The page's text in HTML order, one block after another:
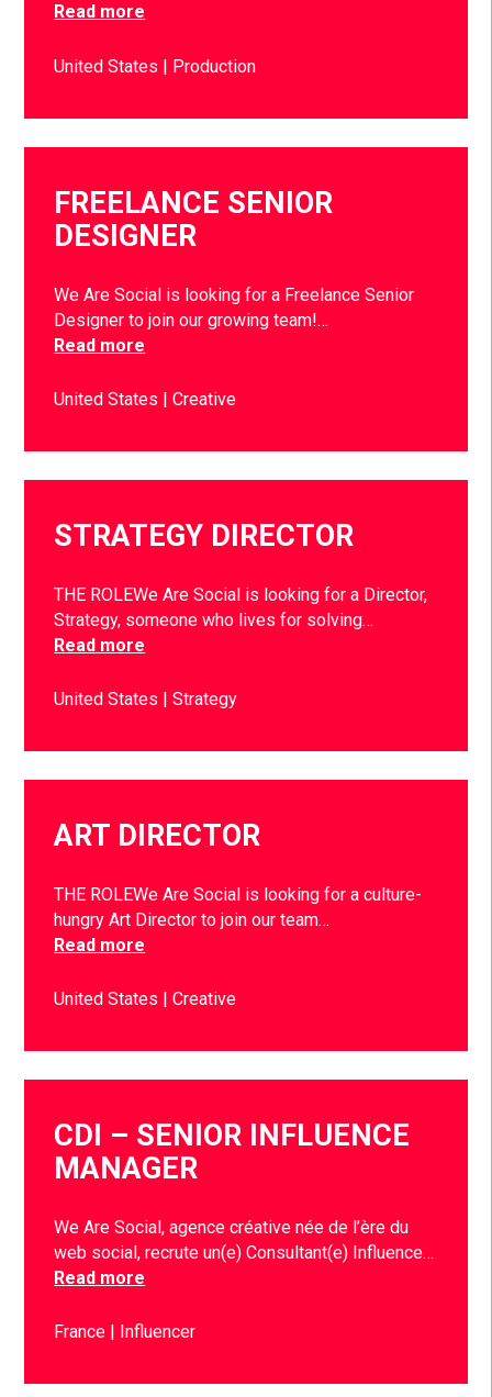
Read more
United States Production
FREELANCE SENIOR
DESIGNER
We Are Social is looking for a Freelance Senior
Designer to join our growing team!…
Read more
United States Creative
STRATEGY DIRECTOR
THE ROLEWe Are Social is looking for a Director,
Strategy, someone who lives for solving…
Read more
United States Strategy
ART DIRECTOR
THE ROLEWe Are Social is looking for a culture-
hungry Art Director to join our team…
Read more
United States Creative
CDI – SENIOR INFLUENCE
MANAGER
We Are Social, agence créative née de l’ère du
web social, recrute un(e) Consultant(e) Influence…
Read more
France Influencer